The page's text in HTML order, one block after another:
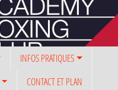
INFOS PRATIQUES
CONTACT ET PLAN